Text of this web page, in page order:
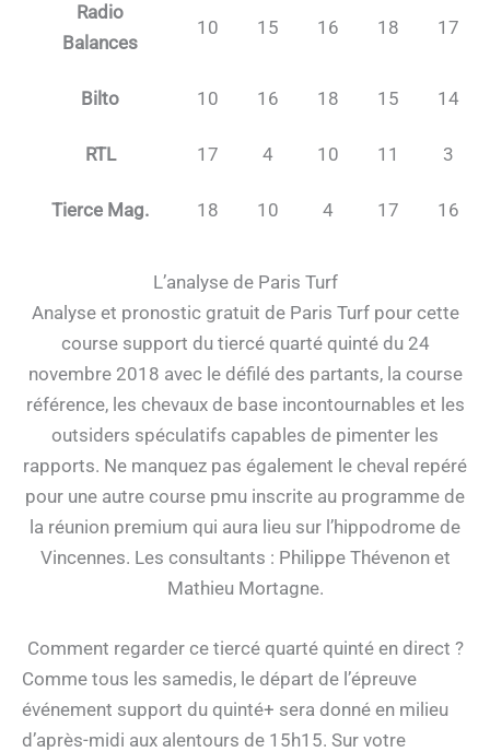
Radio
Balances
10 15 16 18 17
Bilto 10 16 18 15 14
RTL 17 4 10 11 3
Tierce Mag. 18 10 4 17 16
L’analyse de Paris Turf
Analyse et pronostic gratuit de Paris Turf pour cette
course support du tiercé quarté quinté du 24
novembre 2018 avec le défilé des partants, la course
référence, les chevaux de base incontournables et les
outsiders spéculatifs capables de pimenter les
rapports. Ne manquez pas également le cheval repéré
pour une autre course pmu inscrite au programme de
la réunion premium qui aura lieu sur l’hippodrome de
Vincennes. Les consultants : Philippe Thévenon et
Mathieu Mortagne.
Comment regarder ce tiercé quarté quinté en direct ?
Comme tous les samedis, le départ de l’épreuve
événement support du quinté+ sera donné en milieu
d’après-midi aux alentours de 15h15. Sur votre